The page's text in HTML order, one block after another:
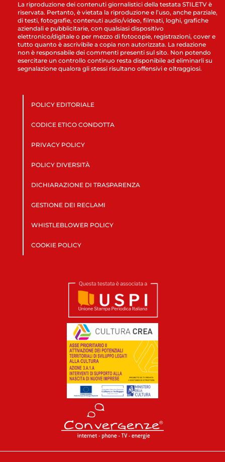
La riproduzione dei contenuti giornalistici della testata STILETV è
riservata. Pertanto, è vietata la riproduzione e l’uso, anche parziale,
di testi, fotografie, contenuti audio/video, filmati, loghi, grafiche
aziendali e pubblicitarie, con qualsiasi dispositivo
elettronico/digitale o per mezzo di fotocopie, registrazioni, cover e
tutto quanto è ascrivibile a copia non autorizzata. La redazione
non è responsabile dei commenti presenti sul sito. Non potendo
esercitare un controllo continuo resta disponibile ad eliminarli su
segnalazione qualora gli stessi risultano offensivi e oltraggiosi.
POLICY EDITORIALE
CODICE ETICO CONDOTTA
PRIVACY POLICY
POLICY DIVERSITÀ
DICHIARAZIONE DI TRASPARENZA
GESTIONE DEI RECLAMI
WHISTLEBLOWER POLICY
COOKIE POLICY